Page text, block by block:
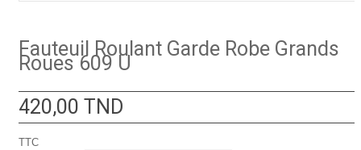
Fauteuil Roulant Garde Robe Grands
Roues 609 U
420,00 TND
TTC